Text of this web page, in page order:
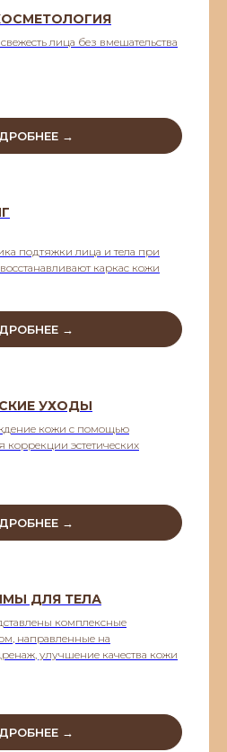
лица без вмешательства
→
подтяжки лица и тела при
каркас кожи
→
УХОДЫ
кожи с помощью
коррекции эстетических
→
ДЛЯ ТЕЛА
комплексные
направленные на
улучшение качества кожи
→